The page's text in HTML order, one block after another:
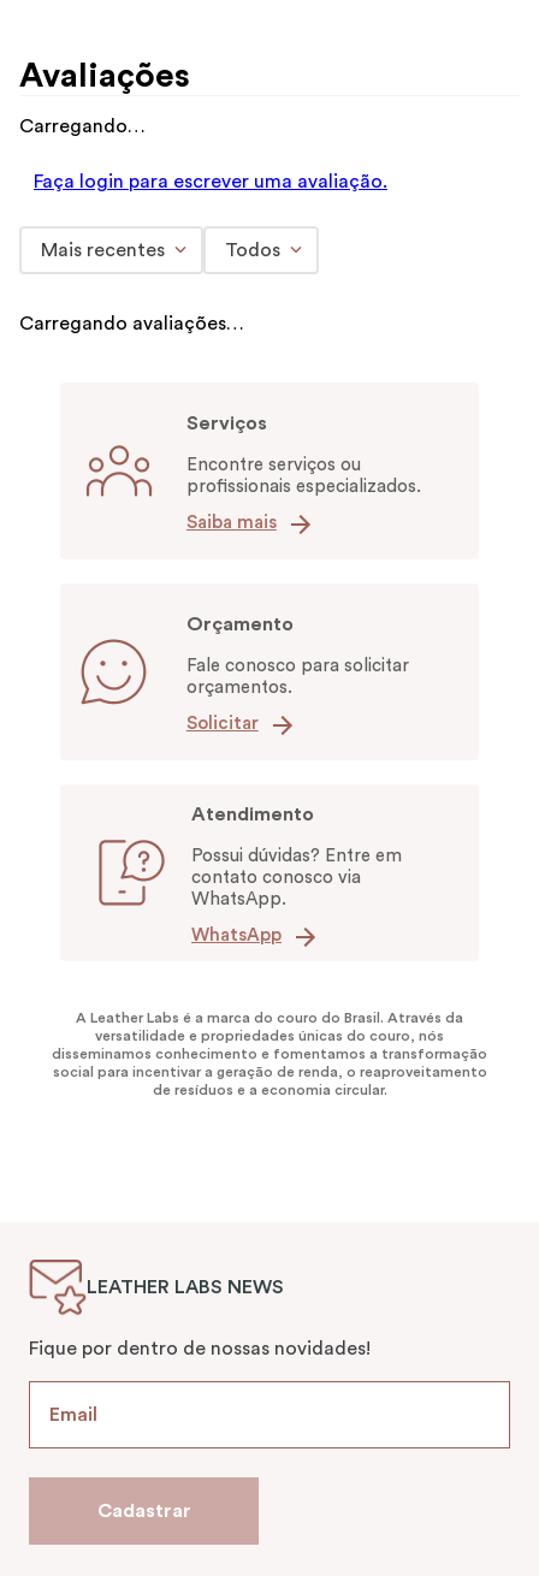
Avaliações
Carregando…
Faça login para escrever uma avaliação.
Mais recentes Todos
Carregando avaliações…
Serviços
Encontre serviços ou
profissionais especializados.
Saiba mais
Orçamento
Fale conosco para solicitar
orçamentos.
Solicitar
Atendimento
Possui dúvidas? Entre em
contato conosco via
WhatsApp.
WhatsApp
A Leather Labs é a marca do couro do Brasil. Através da
versatilidade e propriedades únicas do couro, nós
disseminamos conhecimento e fomentamos a transformação
social para incentivar a geração de renda, o reaproveitamento
de resíduos e a economia circular.
LEATHER LABS NEWS
Fique por dentro de nossas novidades!
Cadastrar